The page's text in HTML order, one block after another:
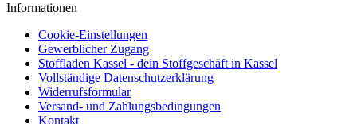
Informationen
Cookie-Einstellungen
Gewerblicher Zugang
Stoffladen Kassel - dein Stoffgeschäft in Kassel
Vollständige Datenschutzerklärung
Widerrufsformular
Versand- und Zahlungsbedingungen
Kontakt